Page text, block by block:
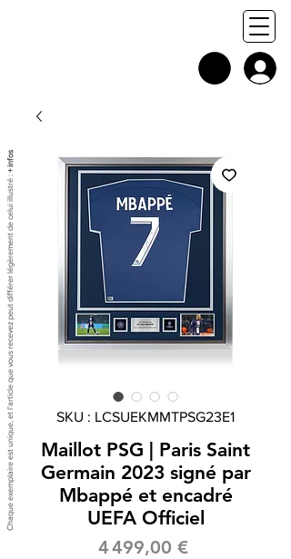
SKU : LCSUEKMMTPSG23E1
Maillot PSG | Paris Saint
Germain 2023 signé par
Mbappé et encadré
UEFA Officiel
4 499,00 €Prix
Chaque exemplaire est unique, et l'article que vous recevez peut différer légèrement de celui illustré :
+ infos